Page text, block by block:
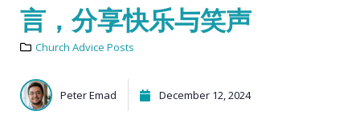
言，分享快乐与笑声
Church Advice Posts
Peter Emad December 12, 2024